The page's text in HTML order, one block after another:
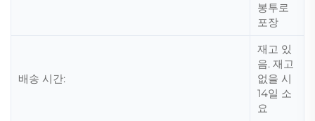
봉투로
포장
배송 시간:
재고 있
음. 재고
없을 시
14일 소
요